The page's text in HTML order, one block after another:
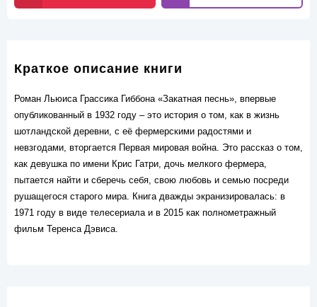
Краткое описание книги
Роман Льюиса Грассика Гиббона «Закатная песнь», впервые
опубликованный в 1932 году – это история о том, как в жизнь
шотландской деревни, с её фермерскими радостями и
невзгодами, вторгается Первая мировая война. Это рассказ о том,
как девушка по имени Крис Гатри, дочь мелкого фермера,
пытается найти и сберечь себя, свою любовь и семью посреди
рушащегося старого мира. Книга дважды экранизировалась: в
1971 году в виде телесериала и в 2015 как полнометражный
фильм Теренса Дэвиса.